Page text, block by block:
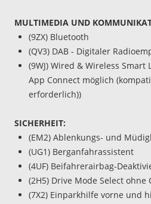
MULTIMEDIA UND
(9ZX) Bluetooth
(QV3) DAB - Digitaler
(9WJ) Wired & Wireless
App Connect möglich
erforderlich))
SICHERHEIT:
(EM2) Ablenkungs- und
(UG1) Berganfahrassistent
(4UF) Beifahrerairbag-
(2H5) Drive Mode Select ohne
(7X2) Einparkhilfe vorne und